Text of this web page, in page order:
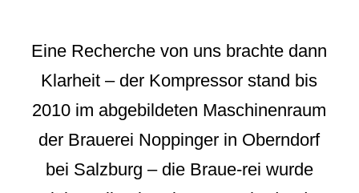
Eine Recherche von uns brachte dann
Klarheit – der Kompressor stand bis
2010 im abgebildeten Maschinenraum
der Brauerei Noppinger in Oberndorf
bei Salzburg – die Braue-rei wurde